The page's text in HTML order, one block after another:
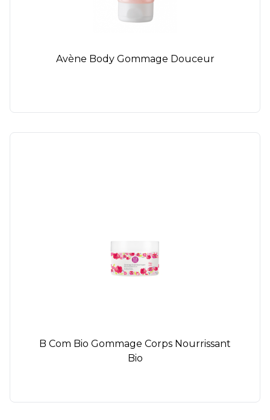
Avène Body Gommage Douceur
B Com Bio Gommage Corps Nourrissant
Bio